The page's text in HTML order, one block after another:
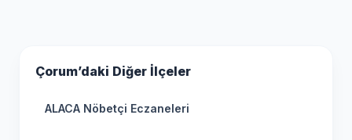
Çorum’daki Diğer İlçeler
ALACA Nöbetçi Eczaneleri